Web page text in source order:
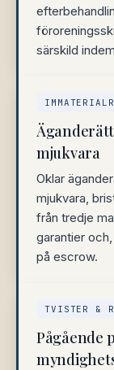
särskild
mjukvara
Oklar
mjukvara,
från tredje
garantier
på escrow.
TVISTER &
Pågående